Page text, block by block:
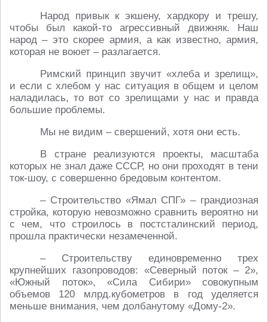
Народ привык к экшену, хардкору и трешу,
чтобы был какой-то агрессивный движняк. Наш
народ – это скорее армия, а как известно, армия,
которая не воюет – разлагается.
Римский принцип звучит «хлеба и зрелищ»,
и если с хлебом у нас ситуация в общем и целом
наладилась, то вот со зрелищами у нас и правда
большие проблемы.
Мы не видим – свершений, хотя они есть.
В стране реализуются проекты, масштаба
которых не знал даже СССР, но они проходят в тени
ток-шоу, с совершенно бредовым контентом.
– Строительство «Ямал СПГ» – грандиозная
стройка, которую невозможно сравнить вероятно ни
с чем, что строилось в постсталинский период,
прошла практически незамеченной.
– Строительству единовременно трех
крупнейших газопроводов: «Северный поток – 2»,
«Южный поток», «Сила Сибири» совокупным
объемов 120 млрд.кубометров в год уделяется
меньше внимания, чем долбанутому «Дому-2».